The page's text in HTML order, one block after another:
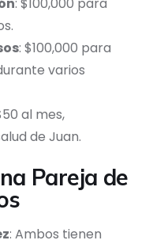
: $100,000 para
: $100,000 para
varios
al mes,
de Juan.
Pareja de
: Ambos tienen